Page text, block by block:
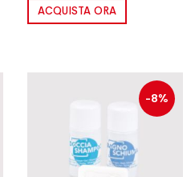
ACQUISTA ORA
-8%